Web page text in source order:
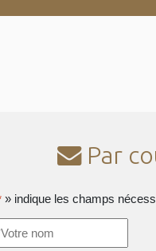
Par
» indique les champs
*